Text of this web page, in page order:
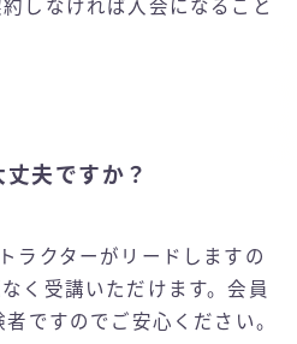
しなければ入会になること
夫ですか？
ラクターがリードしますの
く受講いただけます。会員
ですのでご安心ください。